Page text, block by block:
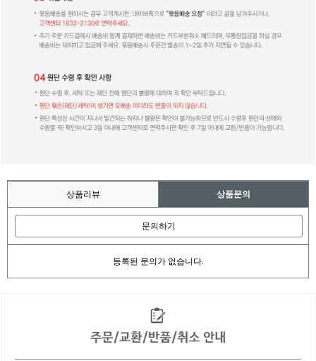
상품리뷰 상품문의
문의하기
등록된 문의가 없습니다.